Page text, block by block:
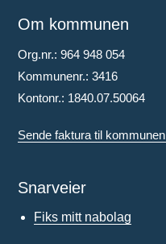
Om kommunen
Org.nr.: 964 948 054
Kommunenr.: 3416
Kontonr.: 1840.07.50064
Sende faktura til kommunen
Snarveier
Fiks mitt nabolag